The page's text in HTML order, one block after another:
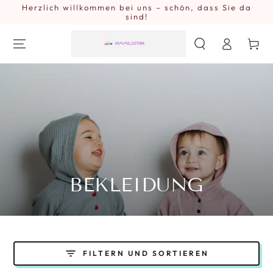
ZUM INHALT
Herzlich willkommen bei uns – schön, dass Sie da
sind!
Einloggen
KOLLEKTION:
BEKLEIDUNG
FILTERN UND SORTIEREN